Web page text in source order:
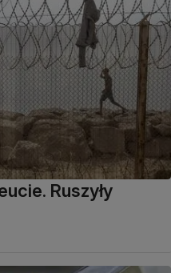
Ruszyły